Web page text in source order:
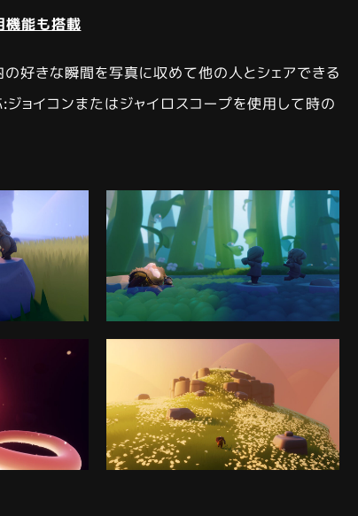
能も搭載
の好きな瞬間を写真に収めて他の人とシェアできる
ジョイコンまたはジャイロスコープを使用して時の